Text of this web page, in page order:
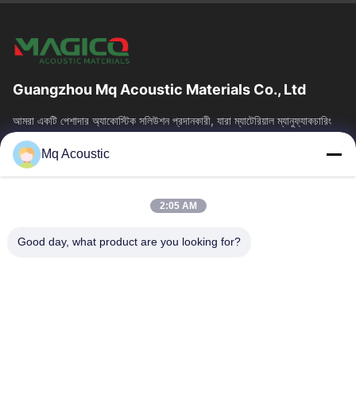
Guangzhou Mq Acoustic Materials Co., Ltd
আমরা একটি পেশাদার অ্যাকোস্টিক সলিউশন প্রদানকারী, যারা ম্যাটেরিয়াল ম্যানুফ্যাকচারিং
এবং আর্কিটেকচারাল অ্যাকোস্টিকসকে একত্রিত করে। আমরা স্টুডিও,...
দ্রুত লিঙ্ক
আমাদের সম্বন্ধে
কারখানা পরিদর্শন
গুণমান নিয়ন্ত্রণ
Mq Acoustic
2:05 AM
Good day, what product are you looking for?